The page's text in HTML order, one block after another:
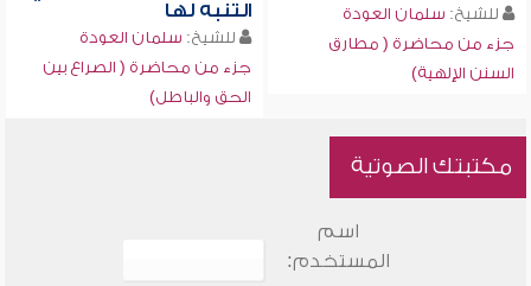
للشيخ: سلمان العودة
جزء من محاضرة ( مطارق
السنن الإلهية)
التنبه لها
للشيخ: سلمان العودة
جزء من محاضرة ( الصراع بين
الحق والباطل)
مكتبتك الصوتية
اسم
المستخدم: